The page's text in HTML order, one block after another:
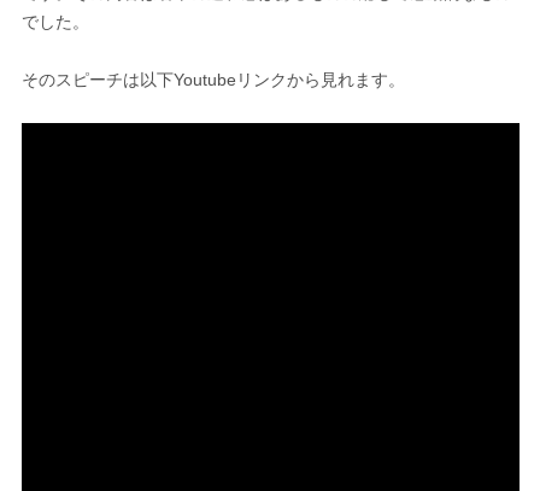
でした。
そのスピーチは以下Youtubeリンクから見れます。